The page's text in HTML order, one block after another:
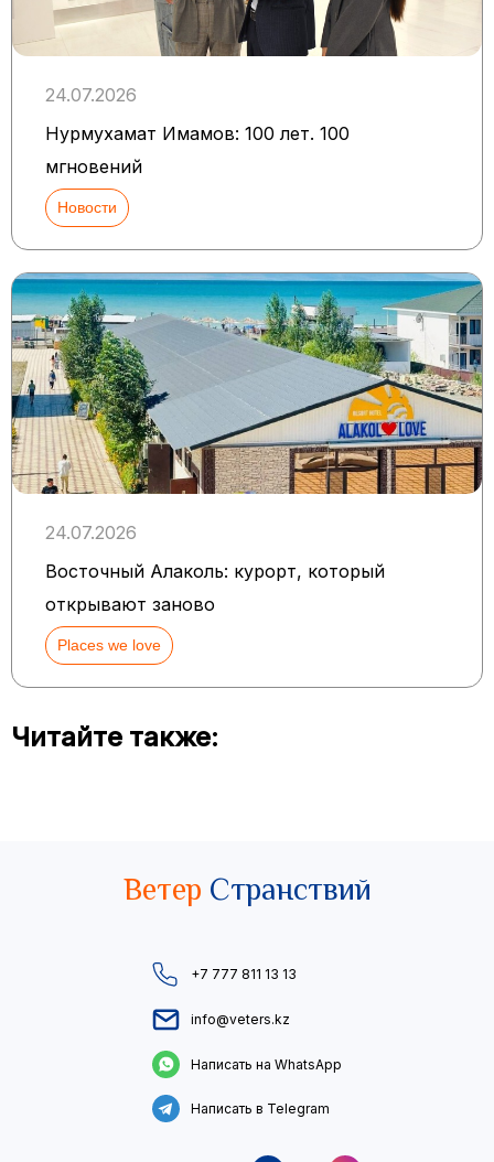
24.07.2026
Нурмухамат Имамов: 100 лет. 100
мгновений
Новости
24.07.2026
Восточный Алаколь: курорт, который
открывают заново
Places we love
Читайте также:
Ветер Странствий
+7 777 811 13 13
info@veters.kz
Написать на WhatsApp
Написать в Telegram